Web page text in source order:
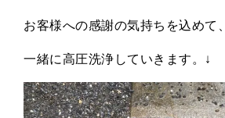
お客様への感謝の気持ちを込めて、
一緒に高圧洗浄していきます。↓